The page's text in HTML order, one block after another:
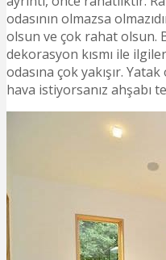
odasının olmazsa
olsun ve çok rahat olsun.
dekorasyon kısmı ile
odasına çok yakışır.
hava istiyorsanız ahşabı